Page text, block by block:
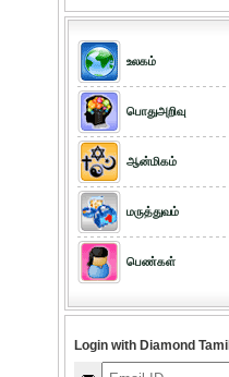
உலகம்
பொதுஅறிவு
ஆன்மிகம்
மருத்துவம்
பெண்கள்
Login with Diamond Tamil